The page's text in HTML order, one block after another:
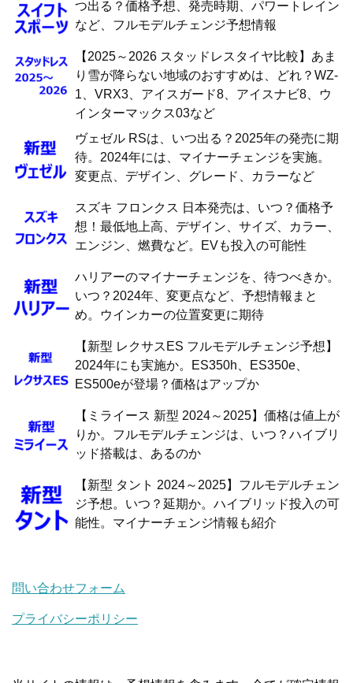
つ出る？価格予想、発売時期、パワートレイン
など、フルモデルチェンジ予想情報
【2025～2026 スタッドレスタイヤ比較】あま
り雪が降らない地域のおすすめは、どれ？WZ-
1、VRX3、アイスガード8、アイスナビ8、ウ
インターマックス03など
ヴェゼル RSは、いつ出る？2025年の発売に期
待。2024年には、マイナーチェンジを実施。
変更点、デザイン、グレード、カラーなど
スズキ フロンクス 日本発売は、いつ？価格予
想！最低地上高、デザイン、サイズ、カラー、
エンジン、燃費など。EVも投入の可能性
ハリアーのマイナーチェンジを、待つべきか。
いつ？2024年、変更点など、予想情報まと
め。ウインカーの位置変更に期待
【新型 レクサスES フルモデルチェンジ予想】
2024年にも実施か。ES350h、ES350e、
ES500eが登場？価格はアップか
【ミライース 新型 2024～2025】価格は値上が
りか。フルモデルチェンジは、いつ？ハイブリ
ッド搭載は、あるのか
【新型 タント 2024～2025】フルモデルチェン
ジ予想。いつ？延期か。ハイブリッド投入の可
能性。マイナーチェンジ情報も紹介
問い合わせフォーム
プライバシーポリシー